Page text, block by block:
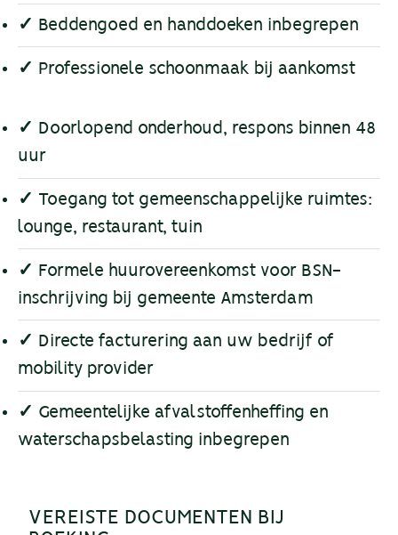
✓ Beddengoed en handdoeken inbegrepen
✓ Professionele schoonmaak bij aankomst
✓
Doorlopend onderhoud, respons binnen 48
uur
✓ Toegang tot gemeenschappelijke ruimtes:
lounge, restaurant, tuin
✓ Formele huurovereenkomst voor BSN-
inschrijving bij gemeente Amsterdam
✓
Directe facturering aan uw bedrijf of
mobility provider
✓ Gemeentelijke afvalstoffenheffing en
waterschapsbelasting inbegrepen
VEREISTE DOCUMENTEN BIJ